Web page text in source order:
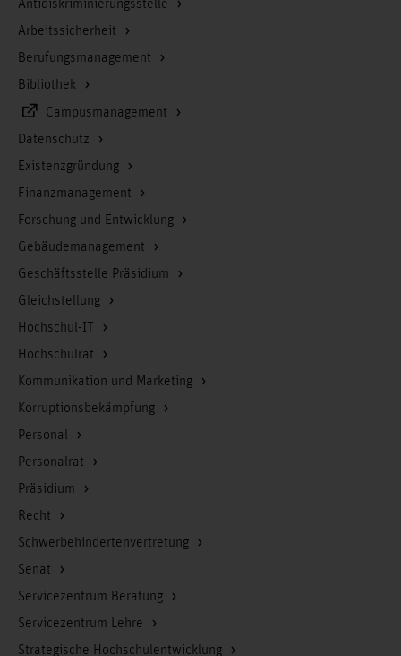
Antidiskriminierungsstelle
Arbeitssicherheit
Berufungsmanagement
Bibliothek
Campusmanagement
Datenschutz
Existenzgründung
Finanzmanagement
Forschung und Entwicklung
Gebäudemanagement
Geschäftsstelle Präsidium
Gleichstellung
Hochschul-IT
Hochschulrat
Kommunikation und Marketing
Korruptionsbekämpfung
Personal
Personalrat
Präsidium
Recht
Schwerbehindertenvertretung
Senat
Servicezentrum Beratung
Servicezentrum Lehre
Strategische Hochschulentwicklung